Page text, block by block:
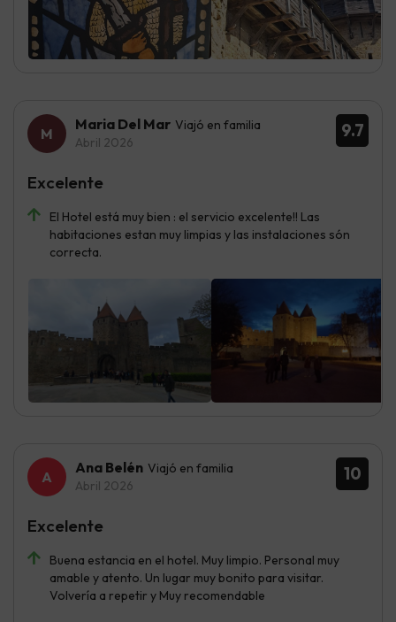
9.7
Maria Del Mar Viajó en familia
Abril 2026
El Hotel está muy bien : el servicio excelente!! Las
habitaciones estan muy limpias y las instalaciones són
correcta.
Excelente
10
Ana Belén Viajó en familia
Abril 2026
Buena estancia en el hotel. Muy limpio. Personal muy
amable y atento. Un lugar muy bonito para visitar.
Volvería a repetir y Muy recomendable
Excelente